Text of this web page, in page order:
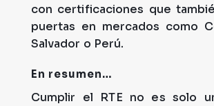
con certificaciones que
puertas en mercados como
Salvador o Perú.
En resumen…
Cumplir el RTE no es solo